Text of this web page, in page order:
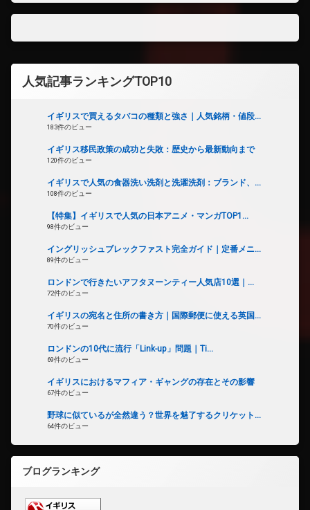
人気記事ランキングTOP10
イギリスで買えるタバコの種類と強さ｜人気銘柄・値段...
183件のビュー
イギリス移民政策の成功と失敗：歴史から最新動向まで
120件のビュー
イギリスで人気の食器洗い洗剤と洗濯洗剤：ブランド、...
108件のビュー
【特集】イギリスで人気の日本アニメ・マンガTOP1...
98件のビュー
イングリッシュブレックファスト完全ガイド｜定番メニ...
89件のビュー
ロンドンで行きたいアフタヌーンティー人気店10選｜...
72件のビュー
イギリスの宛名と住所の書き方｜国際郵便に使える英国...
70件のビュー
ロンドンの10代に流行「Link-up」問題｜Ti...
69件のビュー
イギリスにおけるマフィア・ギャングの存在とその影響
67件のビュー
野球に似ているが全然違う？世界を魅了するクリケット...
64件のビュー
ブログランキング